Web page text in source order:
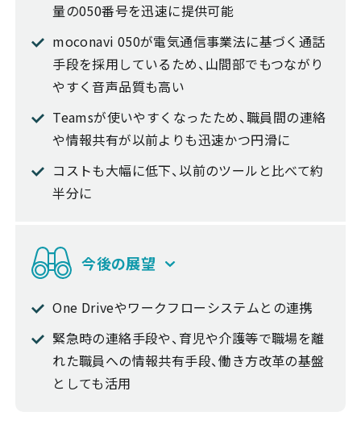
量の050番号を迅速に提供可能
moconavi 050が電気通信事業法に基づく通話
手段を採用しているため、山間部でもつながり
やすく音声品質も高い
Teamsが使いやすくなったため、職員間の連絡
や情報共有が以前よりも迅速かつ円滑に
コストも大幅に低下、以前のツールと比べて約
半分に
今後の展望
One Driveやワークフローシステムとの連携
緊急時の連絡手段や、育児や介護等で職場を離
れた職員への情報共有手段、働き方改革の基盤
としても活用